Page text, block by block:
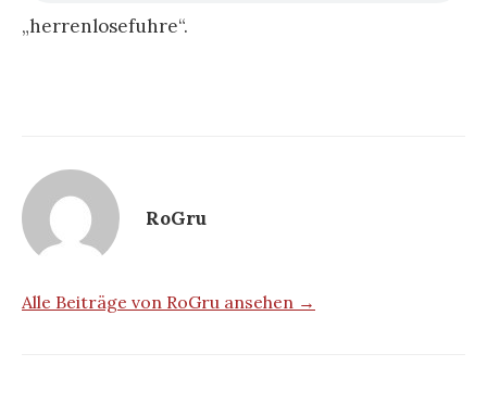
„herrenlosefuhre“.
RoGru
Alle Beiträge von RoGru ansehen →